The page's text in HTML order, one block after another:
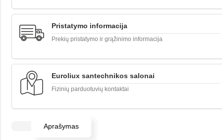
Pristatymo informacija
Prekių pristatymo ir grąžinimo informacija
Euroliux santechnikos salonai
Fizinių parduotuvių kontaktai
Aprašymas